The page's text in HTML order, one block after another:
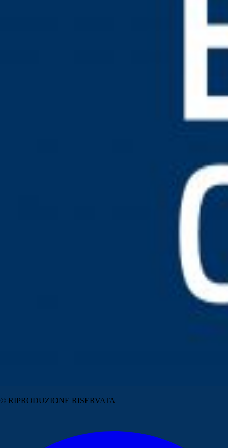
© RIPRODUZIONE RISERVATA